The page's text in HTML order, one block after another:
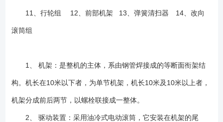
11、行轮组 12、前部机架 13、弹簧清扫器 14、改向
滚筒组
1、 机架：是整机的主体，系由钢管焊接成的等断面衔架结
构。机长在10米以下者，为单节机架，机长10米及10米以上者，
机架分成前后两节，以螺栓联接成一整体。
2、 驱动装置：采用油冷式电动滚筒，它安装在机架的尾